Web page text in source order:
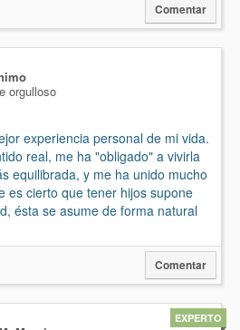
Comentar
orgulloso
experiencia personal de mi vida.
real, me ha "obligado" a vivirla
equilibrada, y me ha unido mucho
es cierto que tener hijos supone
ésta se asume de forma natural
Comentar
EXPERTO